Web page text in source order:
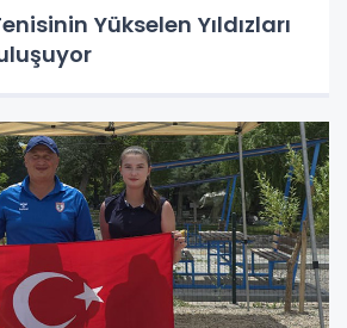
Yükselen Yıldızları